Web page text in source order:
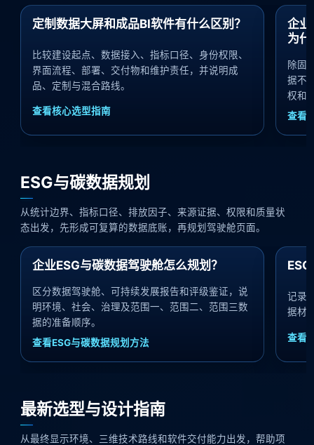
定制数据大屏和成品BI软件有什么区别？
比较建设起点、数据接入、指标口径、身份权限、
界面流程、部署、交付物和维护责任，并说明成
品、定制与混合路线。
查看核心选型指南
企业
为
除固
据不
权和
查看
ESG与碳数据规划
从统计边界、指标口径、排放因子、来源证据、权限和质量状
态出发，先形成可复算的数据底账，再规划驾驶舱页面。
企业ESG与碳数据驾驶舱怎么规划？
区分数据驾驶舱、可持续发展报告和评级鉴证，说
明环境、社会、治理及范围一、范围二、范围三数
据的准备顺序。
查看ESG与碳数据规划方法
记录
据材
查看
最新选型与设计指南
从最终显示环境、三维技术路线和软件交付能力出发，帮助项